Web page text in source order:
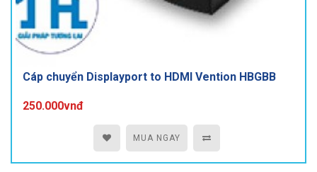
Cáp chuyển Displayport to HDMI Vention HBGBB
250.000vnđ
MUA NGAY